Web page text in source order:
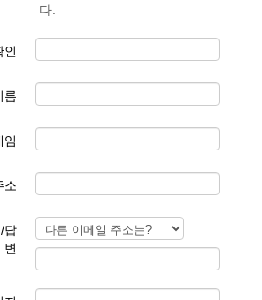
에 평균 1일이 소요됩니다.
분들이 특정한 사유로 홈페이지를 이용하기
관리자
다.
인
름
임
소
답
변